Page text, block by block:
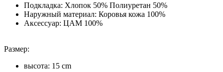
Подкладка: Хлопок 50% Полиуретан 50%
Наружный материал: Коровья кожа 100%
Аксессуар: ЦАМ 100%
Размер:
высота: 15 cm